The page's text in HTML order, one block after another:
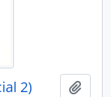
2)